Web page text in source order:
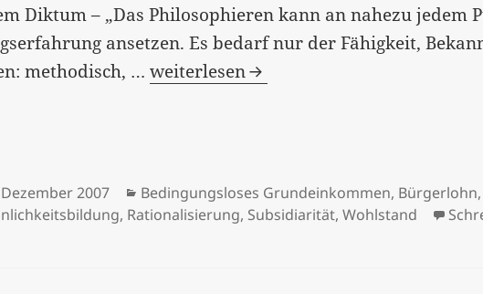
Diktum – „Das Philosophieren kann an nahezu jedem
ansetzen. Es bedarf nur der Fähigkeit,
methodisch, …"Das
–
Otfried
weiterlesen
2007 Kategorien
Bedingungsloses Grundeinkommen, Bürgerlohn,
, Rationalisierung, Subsidiarität,Wohlstand